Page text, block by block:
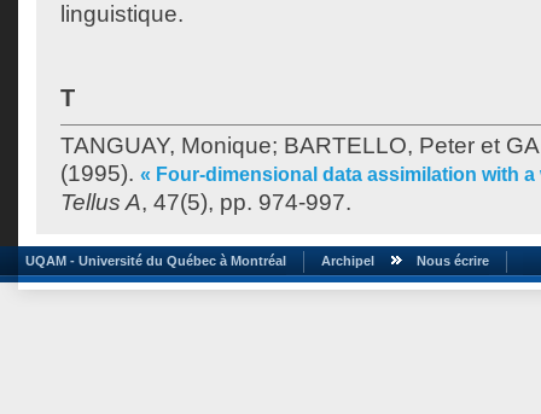
linguistique.
T
TANGUAY, Monique; BARTELLO, Peter et
(1995). « Four-dimensional data assimilation with
Tellus A, 47(5), pp. 974-997.
UQAM - Université du Québec à Montréal Archipel Nous écrire